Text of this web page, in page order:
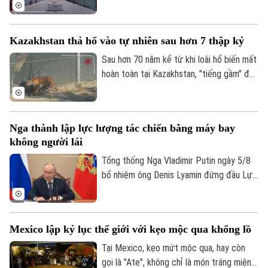
Golf
Thời trang
Âm nhạc
gian vận chuyển giữa hai bờ sông xuống
còn khoảng 13 phút.
Kazakhstan thả hổ vào tự nhiên sau hơn 7 thập kỷ
Sau hơn 70 năm kể từ khi loài hổ biến mất
hoàn toàn tại Kazakhstan, "tiếng gầm" đã
đầu tiên được trả về môi trường hoang
tại khu vực phía Nam hồ Balkhash.
Nga thành lập lực lượng tác chiến bằng máy bay
không người lái
Tổng thống Nga Vladimir Putin ngày 5/8
bổ nhiệm ông Denis Lyamin đứng đầu Lực
không người lái (UAV).
Mexico lập kỷ lục thế giới với kẹo mộc qua khổng lồ
Tại Mexico, kẹo mứt mộc qua, hay còn
gọi là "Ate", không chỉ là món tráng miệng